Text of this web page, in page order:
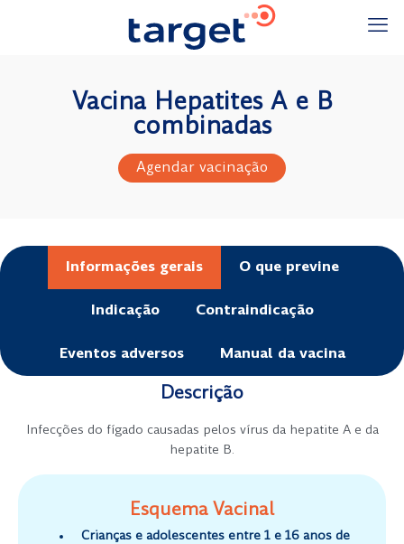
Vacina Hepatites A e B
combinadas
Agendar vacinação
Informações gerais O que previne
Indicação Contraindicação
Eventos adversos Manual da vacina
Descrição
Infecções do fígado causadas pelos vírus da hepatite A e da
hepatite B.
Esquema Vacinal
Crianças e adolescentes entre 1 e 16 anos de